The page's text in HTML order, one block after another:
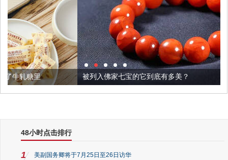
被列入佛家七宝的它到底有多美？
48小时点击排行
1 美副国务卿将于7月25日至26日访华